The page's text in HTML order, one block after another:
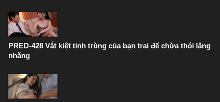
PRED-428 Vắt kiệt tinh trùng của bạn trai để chừa thói lăng
nhăng